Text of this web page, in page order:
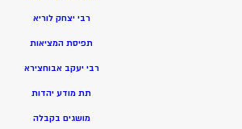
רבי יצחק לוריא
תפיסת המציאות
רבי יעקב אבוחצירא
תת מודע יהדות
מושגים בקבלה